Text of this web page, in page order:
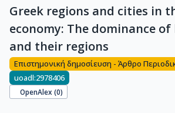
Greek regions and cities in
economy: The dominance
and their regions
Επιστημονική δημοσίευση - Άρθρο
uoadl:2978406
OpenAlex (0)